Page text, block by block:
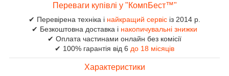
Переваги купівлі у "КомпБест™"
✔ Перевірена техніка і найкращий сервіс із 2014 р.
✔ Безкоштовна доставка і накопичувальні знижки
✔ Оплата частинами онлайн без комісії
✔ 100% гарантія від 6 до 18 місяців
Характеристики